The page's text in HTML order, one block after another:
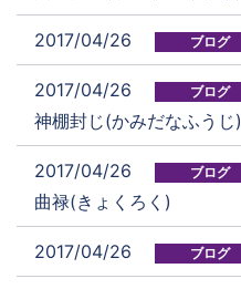
2017/04/26 ブログ
2017/04/26 ブログ
神棚封じ(かみだなふうじ)
2017/04/26 ブログ
曲禄(きょくろく)
2017/04/26 ブログ